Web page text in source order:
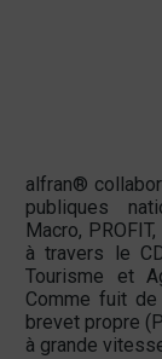
alfran®
publiques
Macro,
à travers le
Tourisme et
Comme fuit
brevet propre
à grande